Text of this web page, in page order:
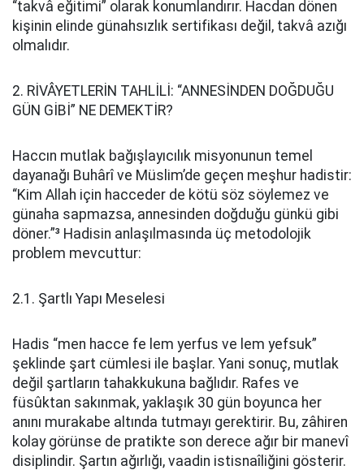
“takvâ eğitimi” olarak konumlandırır. Hacdan dönen
kişinin elinde günahsızlık sertifikası değil, takvâ azığı
olmalıdır.
2. RİVÂYETLERİN TAHLİLİ: “ANNESİNDEN DOĞDUĞU
GÜN GİBİ” NE DEMEKTİR?
Haccın mutlak bağışlayıcılık misyonunun temel
dayanağı Buhârî ve Müslim’de geçen meşhur hadistir:
“Kim Allah için hacceder de kötü söz söylemez ve
günaha sapmazsa, annesinden doğduğu günkü gibi
döner.”³ Hadisin anlaşılmasında üç metodolojik
problem mevcuttur:
2.1. Şartlı Yapı Meselesi
Hadis “men hacce fe lem yerfus ve lem yefsuk”
şeklinde şart cümlesi ile başlar. Yani sonuç, mutlak
değil şartların tahakkukuna bağlıdır. Rafes ve
füsûktan sakınmak, yaklaşık 30 gün boyunca her
anını murakabe altında tutmayı gerektirir. Bu, zâhiren
kolay görünse de pratikte son derece ağır bir manevî
disiplindir. Şartın ağırlığı, vaadin istisnaîliğini gösterir.